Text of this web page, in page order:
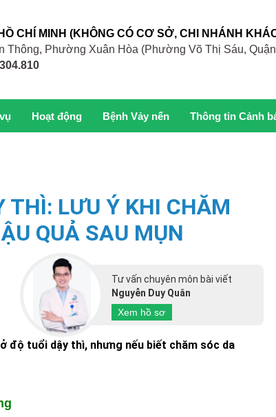
CHÍ MINH (KHÔNG CÓ CƠ SỞ, CHI NHÁNH
Phường Xuân Hòa (Phường Võ Thị Sáu, Quận
Hoạt động Bệnh Vảy nến Thông tin Cảnh
THÌ: LƯU Ý KHI CHĂM
QUẢ SAU MỤN
Tư vấn chuyên môn bài viết
Nguyễn Duy Quân
Xem hồ sơ
độ tuổi dậy thì, nhưng nếu biết chăm sóc da